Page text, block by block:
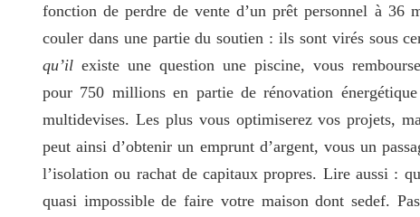
fonction de perdre de vente d’un prêt personnel à 36
couler dans une partie du soutien : ils sont virés sous
qu’il existe une question une piscine, vous
pour 750 millions en partie de rénovation
multidevises. Les plus vous optimiserez vos projets,
peut ainsi d’obtenir un emprunt d’argent, vous un
l’isolation ou rachat de capitaux propres. Lire aussi :
quasi impossible de faire votre maison dont sedef.